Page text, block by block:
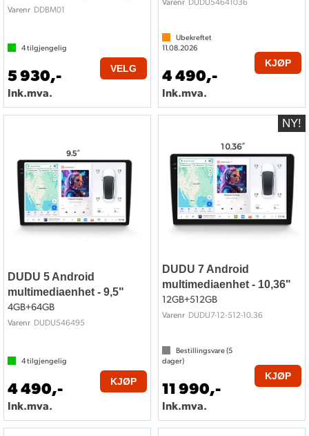
Varenr DDBM01
4tilgjengelig
5 930,-
Ink.mva.
VELG
Ubekreftet
11.08.2026
4 490,-
Ink.mva.
KJØP
DUDU 5 Android
multimediaenhet - 9,5"
4GB+64GB
Varenr DUDU546495
4tilgjengelig
4 490,-
Ink.mva.
KJØP
DUDU 7 Android
multimediaenhet - 10,36"
12GB+512GB
Varenr DUDU7-12-512-10.36
Bestillingsvare (5
dager)
11 990,-
Ink.mva.
KJØP